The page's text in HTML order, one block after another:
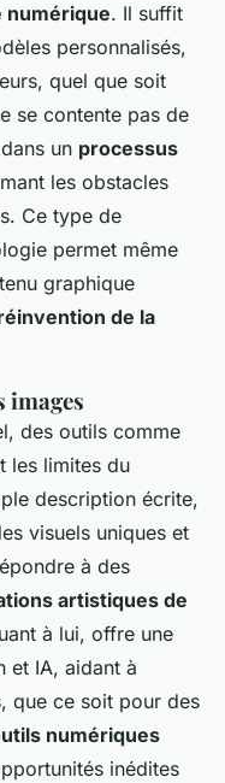
numérique. Il suffit
personnalisés,
quel que soit
se contente pas de
un processus
les obstacles
Ce type de
permet même
graphique
de la
images
des outils comme
les limites du
description écrite,
visuels uniques et
à des
artistiques de
à lui, offre une
et IA, aidant à
que ce soit pour des
numériques
inédites